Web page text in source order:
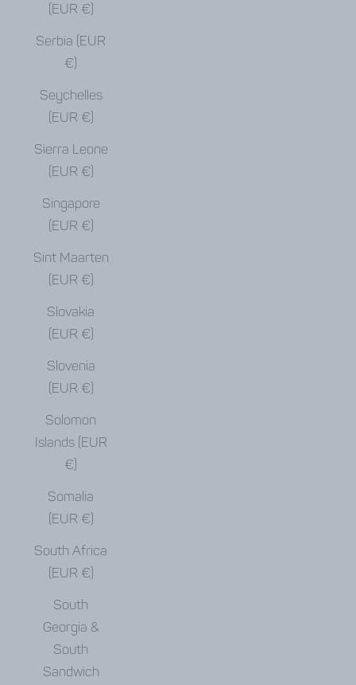
(EUR €)
Serbia (EUR
€)
Seychelles
(EUR €)
Sierra Leone
(EUR €)
Singapore
(EUR €)
Sint Maarten
(EUR €)
Slovakia
(EUR €)
Slovenia
(EUR €)
Solomon
Islands (EUR
€)
Somalia
(EUR €)
South Africa
(EUR €)
South
Georgia &
South
Sandwich